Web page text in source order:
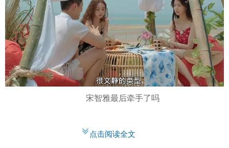
宋智雅最后牵手了吗
点击阅读全文